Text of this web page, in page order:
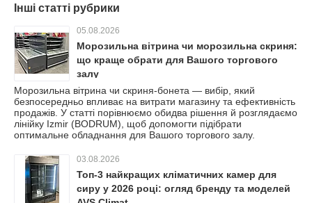
Інші статті рубрики
05.08.2026
Морозильна вітрина чи морозильна скриня:
що краще обрати для Вашого торгового
залу
Морозильна вітрина чи скриня-бонета — вибір, який
безпосередньо впливає на витрати магазину та ефективність
продажів. У статті порівнюємо обидва рішення й розглядаємо
лінійку Izmir (BODRUM), щоб допомогти підібрати
оптимальне обладнання для Вашого торгового залу.
03.08.2026
Топ-3 найкращих кліматичних камер для
сиру у 2026 році: огляд бренду та моделей